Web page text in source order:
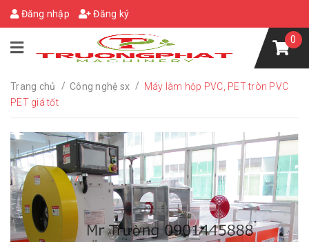
Đăng nhập Đăng ký
0
Trang chủ / Công nghệ sx / Máy làm hộp PVC, PET tròn PVC
PET giá tốt